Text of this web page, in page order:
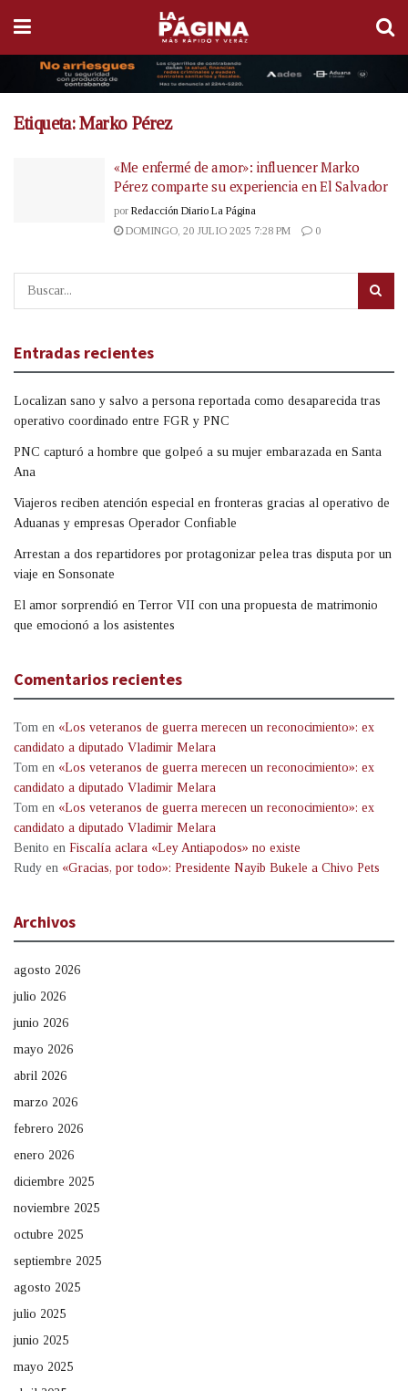
Etiqueta:Marko Pérez
«Me enfermé de amor»: influencer Marko
Pérez comparte su experiencia en El Salvador
por Redacción Diario La Página
DOMINGO, 20 JULIO 2025 7:28 PM
0
Entradas recientes
Localizan sano y salvo a persona reportada como desaparecida tras
operativo coordinado entre FGR y PNC
PNC capturó a hombre que golpeó a su mujer embarazada en Santa
Ana
Viajeros reciben atención especial en fronteras gracias al operativo de
Aduanas y empresas Operador Confiable
Arrestan a dos repartidores por protagonizar pelea tras disputa por un
viaje en Sonsonate
El amor sorprendió en Terror VII con una propuesta de matrimonio
que emocionó a los asistentes
Comentarios recientes
Tom en «Los veteranos de guerra merecen un reconocimiento»: ex
candidato a diputado Vladimir Melara
Tom en «Los veteranos de guerra merecen un reconocimiento»: ex
candidato a diputado Vladimir Melara
Tom en «Los veteranos de guerra merecen un reconocimiento»: ex
candidato a diputado Vladimir Melara
Benito en Fiscalía aclara «Ley Antiapodos» no existe
Rudy en «Gracias, por todo»: Presidente Nayib Bukele a Chivo Pets
Archivos
agosto 2026
julio 2026
junio 2026
mayo 2026
abril 2026
marzo 2026
febrero 2026
enero 2026
diciembre 2025
noviembre 2025
octubre 2025
septiembre 2025
agosto 2025
julio 2025
junio 2025
mayo 2025